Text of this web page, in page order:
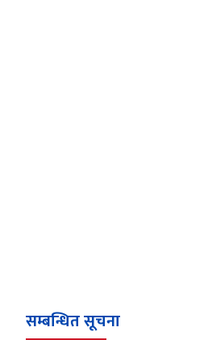
सम्बन्धित सूचना